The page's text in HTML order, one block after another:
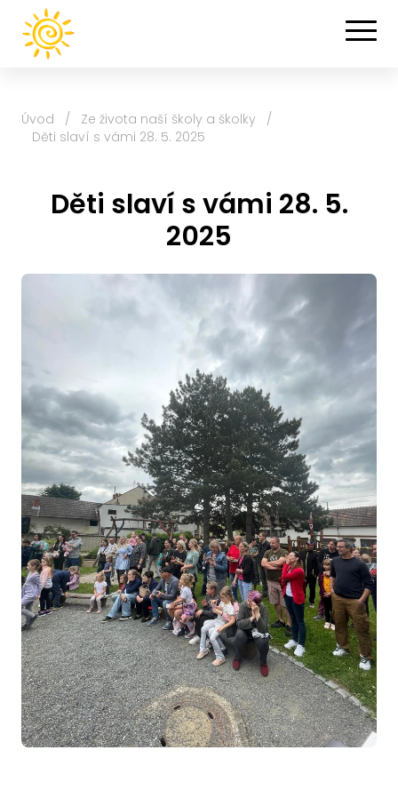
Úvod / Ze života naší školy a školky
/
Děti slaví s vámi 28. 5. 2025
Děti slaví s vámi 28. 5.
2025